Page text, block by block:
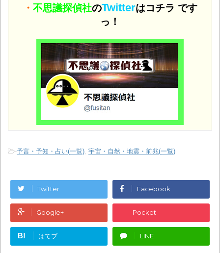
・ 不思議探偵社のTwitterはコチラ です
っ！
-予言・予知・占い(一覧) 宇宙・自然・地震・前兆(一覧)
Twitter Facebook
Google+ Pocket
B! はてブ LINE